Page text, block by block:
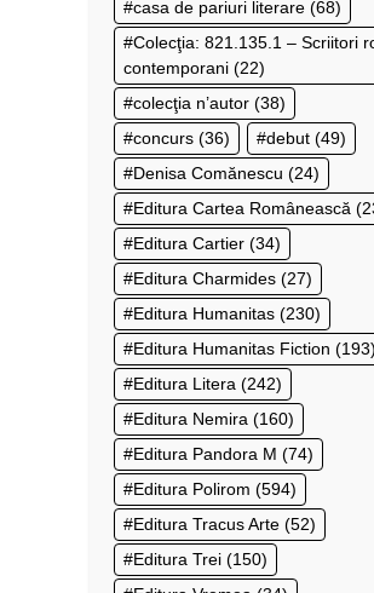
casa de pariuri literare (68)
Colecţia: 821.135.1 – Scriitori
contemporani (22)
colecţia n’autor (38)
concurs (36) debut (49)
Denisa Comănescu (24)
Editura Cartea Românească
Editura Cartier (34)
Editura Charmides (27)
Editura Humanitas (230)
Editura Humanitas Fiction (193)
Editura Litera (242)
Editura Nemira (160)
Editura Pandora M (74)
Editura Polirom (594)
Editura Tracus Arte (52)
Editura Trei (150)